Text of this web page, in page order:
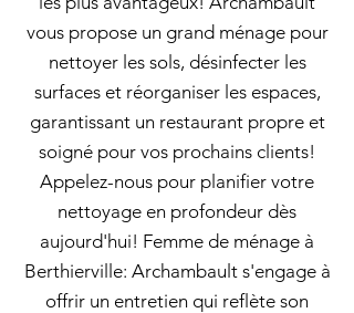
vous propose un grand ménage pour
nettoyer les sols, désinfecter les
surfaces et réorganiser les espaces,
garantissant un restaurant propre et
soigné pour vos prochains clients!
Appelez-nous pour planifier votre
nettoyage en profondeur dès
aujourd'hui! Femme de ménage à
Berthierville: Archambault s'engage à
offrir un entretien qui reflète son